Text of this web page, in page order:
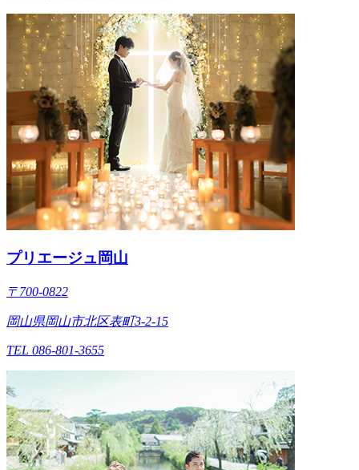
プリエージュ岡山
〒700-0822
岡山県岡山市北区表町3-2-15
TEL 086-801-3655